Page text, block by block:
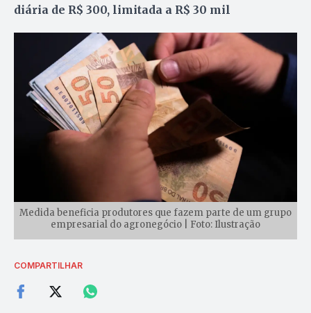
diária de R$ 300, limitada a R$ 30 mil
Medida beneficia produtores que fazem parte de um grupo
empresarial do agronegócio | Foto: Ilustração
COMPARTILHAR